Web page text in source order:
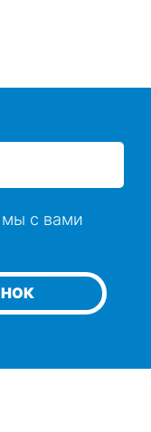
и мансард
мы с вами